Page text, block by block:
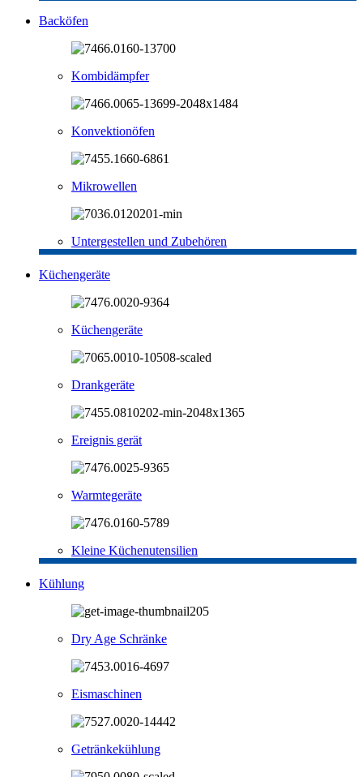
Backöfen
Kombidämpfer
Konvektionöfen
Mikrowellen
Untergestellen und Zubehören
Küchengeräte
Küchengeräte
Drankgeräte
Ereignis gerät
Warmtegeräte
Kleine Küchenutensilien
Kühlung
Dry Age Schränke
Eismaschinen
Getränkekühlung